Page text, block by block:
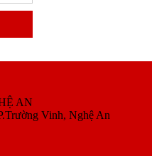
AN
Vinh, Nghệ An